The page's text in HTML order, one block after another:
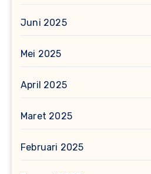
Juni 2025
Mei 2025
April 2025
Maret 2025
Februari 2025